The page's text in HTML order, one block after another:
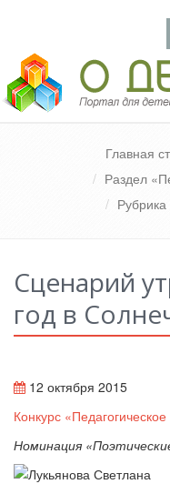
Педагогический портал
Главная
Раздел
Сценарий
год в
12 октября 2015
Конкурс
Номинация